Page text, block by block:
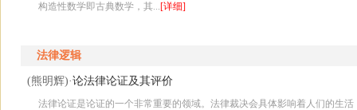
构造性数学即古典数学，其...[详细]
法律逻辑
(熊明辉)·论法律论证及其评价
法律论证是论证的一个非常重要的领域。法律裁决会具体影响着人们的生